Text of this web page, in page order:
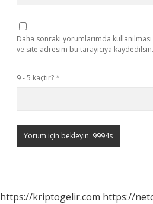
Daha sonraki yorumlarımda
ve site adresim bu tarayıcıya kaydedilsin.
9 - 5 kaçtır?*
https://kriptogelir.com https://